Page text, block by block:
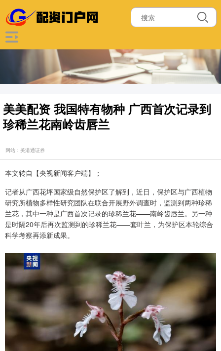
美美配资 我国特有物种 广西首次记录到
珍稀兰花南岭齿唇兰
网站：美港通证券
本文转自【央视新闻客户端】；
记者从广西花坪国家级自然保护区了解到，近日，保护区与广西植物
研究所植物多样性研究团队在联合开展野外调查时，监测到两种珍稀
兰花，其中一种是广西首次记录的珍稀兰花——南岭齿唇兰。另一种
是时隔20年后再次监测到的珍稀兰花——套叶兰，为保护区本轮综合
科学考察再添新成果。